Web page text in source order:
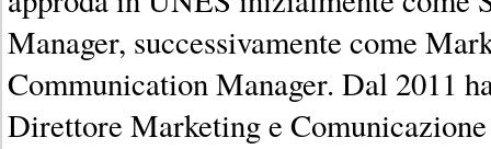
Manager, successivamente come
Communication Manager. Dal 2011
Direttore Marketing e